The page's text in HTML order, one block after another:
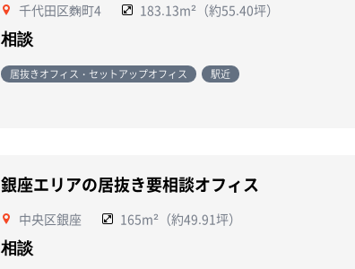
千代田区麴町4 183.13m²（約55.40坪）
相談
居抜きオフィス・セットアップオフィス 駅近
銀座エリアの居抜き要相談オフィス
中央区銀座 165m²（約49.91坪）
相談